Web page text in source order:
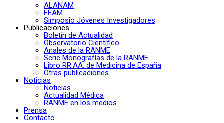
ALANAM
FEAM
Simposio Jóvenes Investigadores
Publicaciones
Boletín de Actualidad
Observatorio Científico
Anales de la RANME
Serie Monografías de la RANME
Libro RR.AA. de Medicina de España
Otras publicaciones
Noticias
Noticias
Actualidad Médica
RANME en los medios
Prensa
Contacto